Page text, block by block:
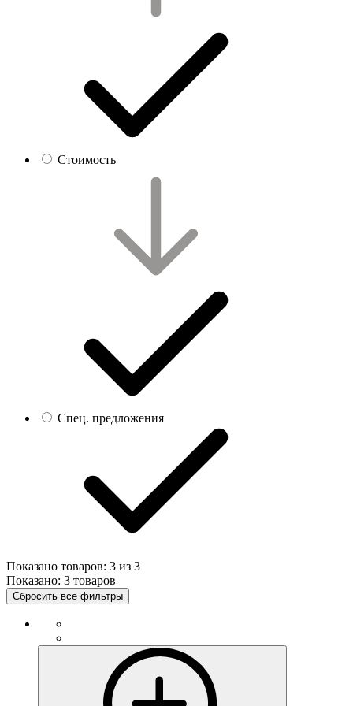
Стоимость
Спец. предложения
Показано товаров: 3 из 3
Показано: 3 товаров
Сбросить все фильтры